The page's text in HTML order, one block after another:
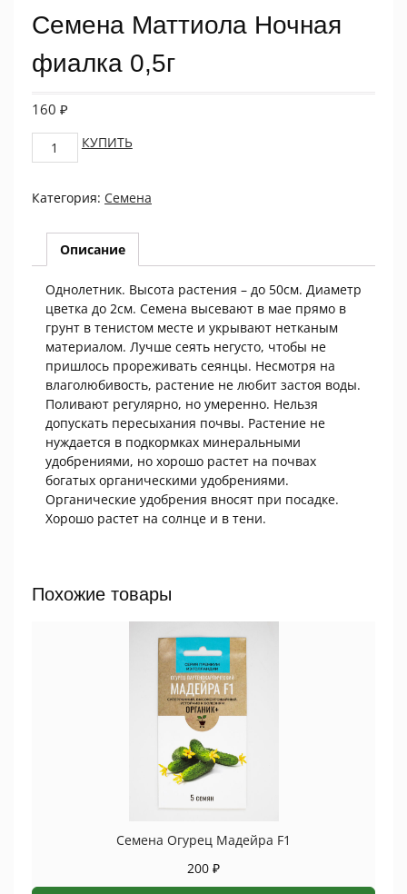
Семена Маттиола Ночная
фиалка 0,5г
160 ₽
Семена
Маттиола
фиалка
quantity
КУПИТЬ
Категория: Семена
Описание
Однолетник. Высота растения – до 50см. Диаметр
цветка до 2см. Семена высевают в мае прямо в
грунт в тенистом месте и укрывают нетканым
материалом. Лучше сеять негусто, чтобы не
пришлось прореживать сеянцы. Несмотря на
влаголюбивость, растение не любит застоя воды.
Поливают регулярно, но умеренно. Нельзя
допускать пересыхания почвы. Растение не
нуждается в подкормках минеральными
удобрениями, но хорошо растет на почвах
богатых органическими удобрениями.
Органические удобрения вносят при посадке.
Хорошо растет на солнце и в тени.
Похожие товары
Семена Огурец Мадейра F1
200 ₽